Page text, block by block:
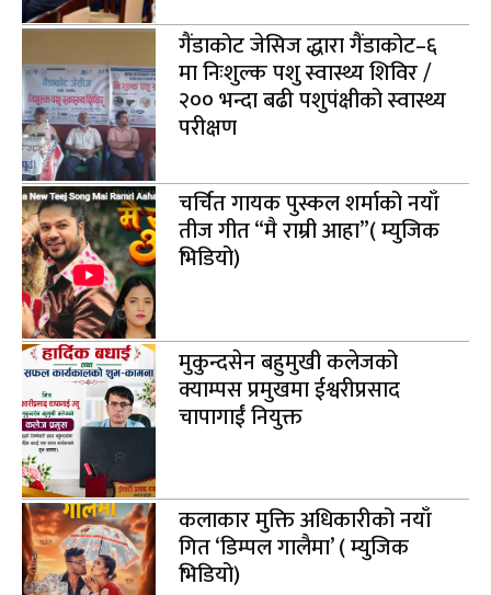
गैंडाकोट जेसिज द्धारा गैंडाकोट–६
मा निःशुल्क पशु स्वास्थ्य शिविर /
२०० भन्दा बढी पशुपंक्षीको स्वास्थ्य
परीक्षण
चर्चित गायक पुस्कल शर्माको नयाँ
तीज गीत “मै राम्री आहा”( म्युजिक
भिडियो)
मुकुन्दसेन बहुमुखी कलेजको
क्याम्पस प्रमुखमा ईश्वरीप्रसाद
चापागाईं नियुक्त
कलाकार मुक्ति अधिकारीको नयाँ
गित ‘डिम्पल गालैमा’ ( म्युजिक
भिडियो)